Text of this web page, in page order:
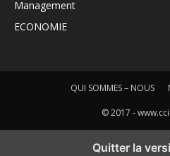
Management
ECONOMIE
QUI SOMMES – NOUS
© 2017 -
Quitter la